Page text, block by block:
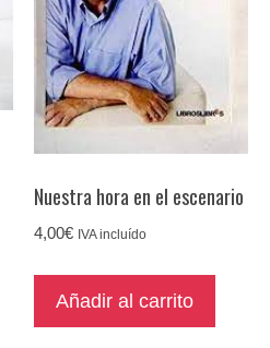
Nuestra hora en el escenario
4,00€ IVA incluído
Añadir al carrito